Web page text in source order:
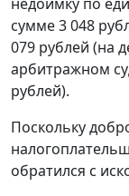
недоимку по
сумме 3 048
079 рублей (на
арбитражном
рублей).
Поскольку
обратился с